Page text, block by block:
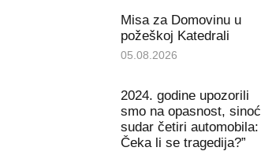
Misa za Domovinu u
požeškoj Katedrali
05.08.2026
2024. godine upozorili
smo na opasnost, sinoć
sudar četiri automobila:
Čeka li se tragedija?”